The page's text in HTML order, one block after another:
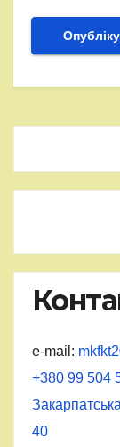
e-mail:
+380 99 504
40